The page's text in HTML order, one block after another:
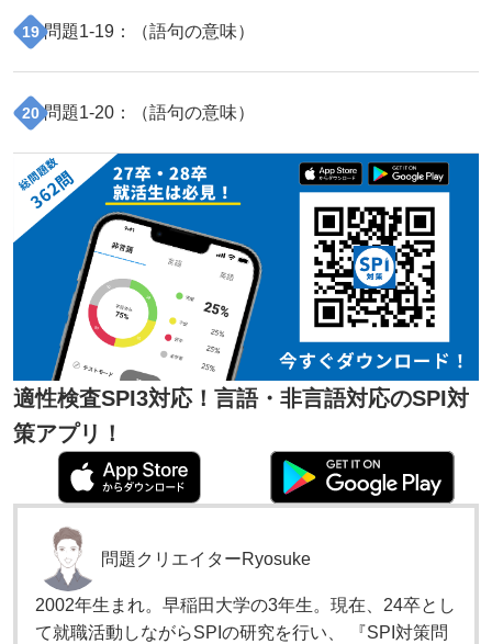
19 問題1-19 ：（語句の意味）
20 問題1-20 ：（語句の意味）
適性検査SPI3対応！言語・非言語対応のSPI対
策アプリ！
問題クリエイターRyosuke
2002年生まれ。早稲田大学の3年生。現在、24卒とし
て就職活動しながらSPIの研究を行い、 『SPI対策問